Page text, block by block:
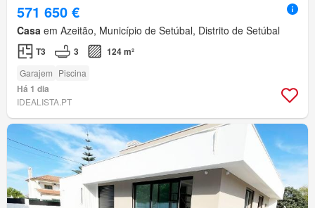
571 650 €
Casa em Azeitão, Município de Setúbal, Distrito de Setúbal
T3 3 124 m²
Garajem Piscina
Há 1 dia
IDEALISTA.PT